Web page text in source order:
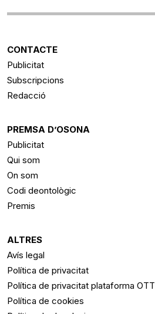
CONTACTE
Publicitat
Subscripcions
Redacció
PREMSA D’OSONA
Publicitat
Qui som
On som
Codi deontològic
Premis
ALTRES
Avís legal
Política de privacitat
Política de privacitat plataforma OTT
Política de cookies